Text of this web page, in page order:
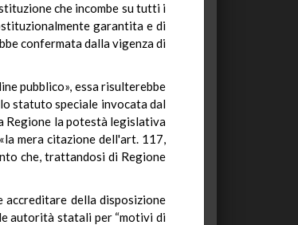
che incombe su tutti i
garantita e di
confermata dalla vigenza di
pubblico», essa risulterebbe
statuto speciale invocata dal
Regione la potestà legislativa
mera citazione dell'art. 117,
che, trattandosi di Regione
della disposizione
autorità statali per “motivi di